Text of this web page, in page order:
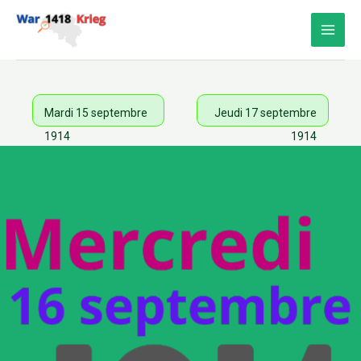
Mardi 15 septembre
1914
Jeudi 17 septembre
1914